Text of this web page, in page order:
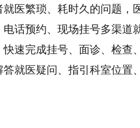
就医繁琐、耗时久的问题，
话预约、现场挂号多渠道
速完成挂号、面诊、检查
就医疑问、指引科室位置